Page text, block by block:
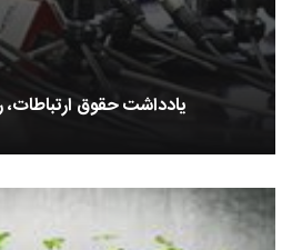
یادداشت حقوق ارتباطات،